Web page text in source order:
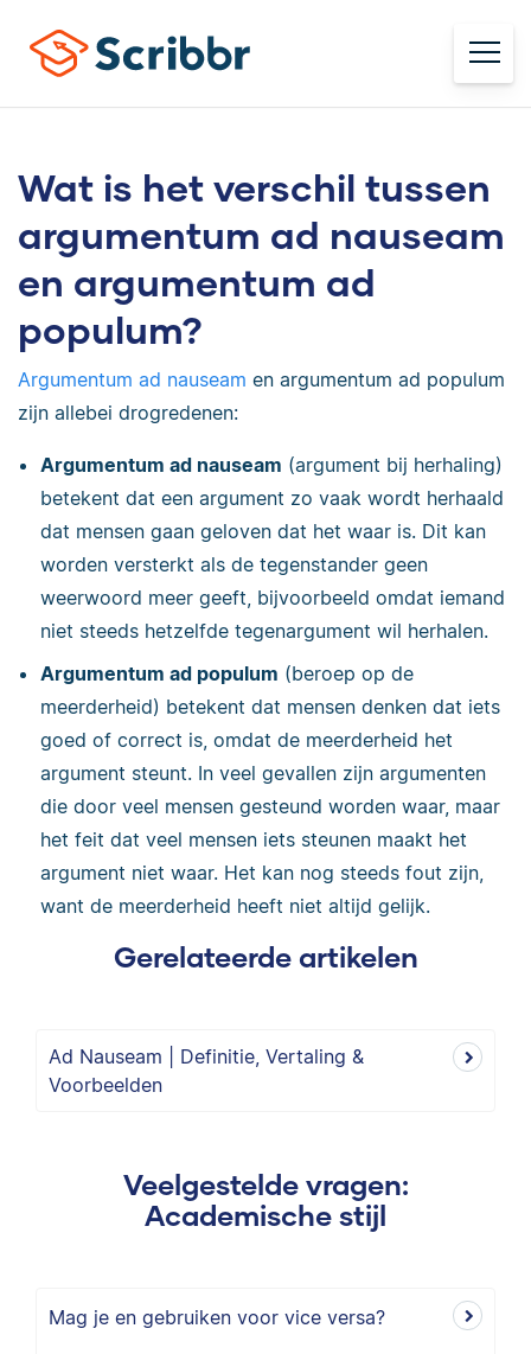
Wat is het verschil tussen
argumentum ad nauseam
en argumentum ad
populum?
Argumentum ad nauseam en argumentum ad populum
zijn allebei drogredenen:
Argumentum ad nauseam (argument bij herhaling)
betekent dat een argument zo vaak wordt herhaald
dat mensen gaan geloven dat het waar is. Dit kan
worden versterkt als de tegenstander geen
weerwoord meer geeft, bijvoorbeeld omdat iemand
niet steeds hetzelfde tegenargument wil herhalen.
Argumentum ad populum (beroep op de
meerderheid) betekent dat mensen denken dat iets
goed of correct is, omdat de meerderheid het
argument steunt. In veel gevallen zijn argumenten
die door veel mensen gesteund worden waar, maar
het feit dat veel mensen iets steunen maakt het
argument niet waar. Het kan nog steeds fout zijn,
want de meerderheid heeft niet altijd gelijk.
Gerelateerde artikelen
Ad Nauseam | Definitie, Vertaling &
Voorbeelden
Veelgestelde vragen:
Academische stijl
Mag je en gebruiken voor vice versa?